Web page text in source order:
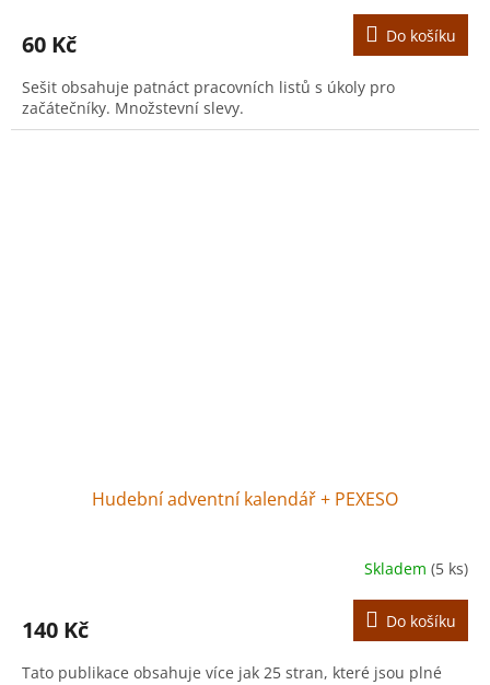
60 Kč Do košíku
Sešit obsahuje patnáct pracovních listů s úkoly pro
začátečníky. Množstevní slevy.
Hudební adventní kalendář + PEXESO
Skladem (5 ks)
140 Kč Do košíku
Tato publikace obsahuje více jak 25 stran, které jsou plné